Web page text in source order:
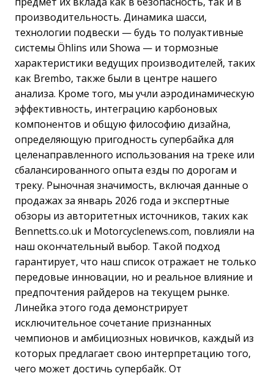
производительность. Динамика шасси,
технологии подвески — будь то полуактивные
системы Öhlins или Showa — и тормозные
характеристики ведущих производителей, таких
как Brembo, также были в центре нашего
анализа. Кроме того, мы учли аэродинамическую
эффективность, интеграцию карбоновых
компонентов и общую философию дизайна,
определяющую пригодность супербайка для
целенаправленного использования на треке или
сбалансированного опыта езды по дорогам и
треку. Рыночная значимость, включая данные о
продажах за январь 2026 года и экспертные
обзоры из авторитетных источников, таких как
Bennetts.co.uk и Motorcyclenews.com, повлияли на
наш окончательный выбор. Такой подход
гарантирует, что наш список отражает не только
передовые инновации, но и реальное влияние и
предпочтения райдеров на текущем рынке.
Линейка этого года демонстрирует
исключительное сочетание признанных
чемпионов и амбициозных новичков, каждый из
которых предлагает свою интерпретацию того,
чего может достичь супербайк. От